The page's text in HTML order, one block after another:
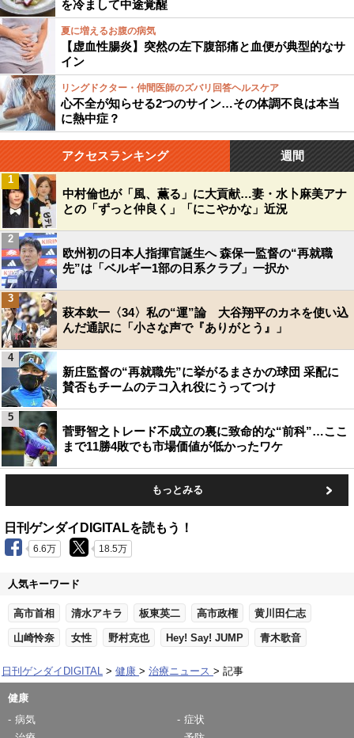
を冷まして中途覚醒
夏に増えるお腹の病気
【虚血性腸炎】突然の左下腹部痛と血便が典型的なサ
イン
リングドクター・仲間医師のズバリ回答ヘルスケア
心不全が知らせる2つのサイン…その体調不良は本当
に熱中症？
アクセスランキング 週間
中村倫也が「風、薫る」に大貢献…妻・水卜麻美アナ
との「ずっと仲良く」「にこやかな」近況
1
欧州初の日本人指揮官誕生へ 森保一監督の“再就職
先”は「ベルギー1部の日系クラブ」一択か
2
萩本欽一〈34〉私の“運”論 大谷翔平のカネを使い込
んだ通訳に「小さな声で『ありがとう』」
3
新庄監督の“再就職先”に挙がるまさかの球団 采配に
賛否もチームのテコ入れ役にうってつけ
4
菅野智之トレード不成立の裏に致命的な“前科”…ここ
まで11勝4敗でも市場価値が低かったワケ
5
もっとみる
日刊ゲンダイDIGITALを読もう！
6.6万 18.5万
人気キーワード
高市首相 清水アキラ 板東英二 高市政権 黄川田仁志
山崎怜奈 女性 野村克也 Hey! Say! JUMP 青木歌音
日刊ゲンダイDIGITAL 健康 治療ニュース 記事
健康
病気
症状